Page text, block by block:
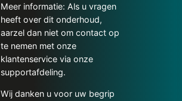
Meer informatie: Als u vragen
heeft over dit onderhoud,
aarzel dan niet om contact op
te nemen met onze
klantenservice via onze
supportafdeling.
Wij danken u voor uw begrip